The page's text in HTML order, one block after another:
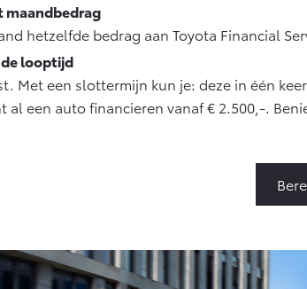
maandbedrag
hetzelfde bedrag aan Toyota Financial
looptijd
Met een slottermijn kun je: deze in één
al een auto financieren vanaf € 2.500,-.